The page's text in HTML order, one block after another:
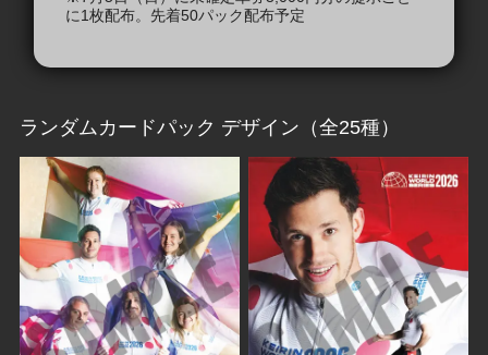
に1枚配布。先着50パック配布予定
ランダムカードパック デザイン（全25種）